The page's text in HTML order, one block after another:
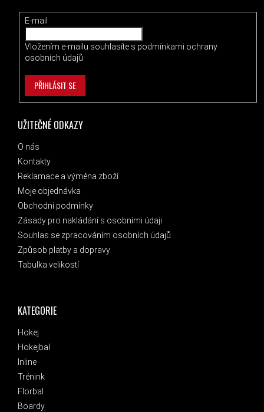
KATEGORIE
Hokej
Hokejbal
Inline
Trénink
Florbal
Boardy
UŽITEČNÉ ODKAZY
O nás
Kontakty
Reklamace a výměna zboží
Moje objednávka
Obchodní podmínky
Zásady pro nakládání s osobními údaji
Souhlas se zpracováním osobních údajů
Způsob platby a dopravy
Tabulka velikostí
E-mail
Vložením e-mailu souhlasíte s podmínkami ochrany
osobních údajů
PŘIHLÁSIT SE